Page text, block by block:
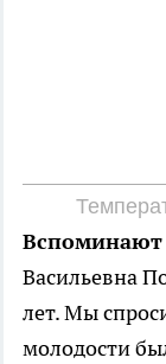
Васильевна
лет. Мы
молодости